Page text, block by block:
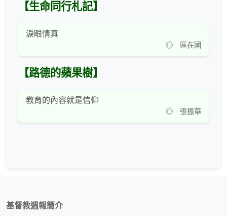
【生命同行札記】
淚眼情真
◎ 區在國
【路德的蘋果樹】
教育的內容就是信仰
◎ 張振華
基督教週報簡介